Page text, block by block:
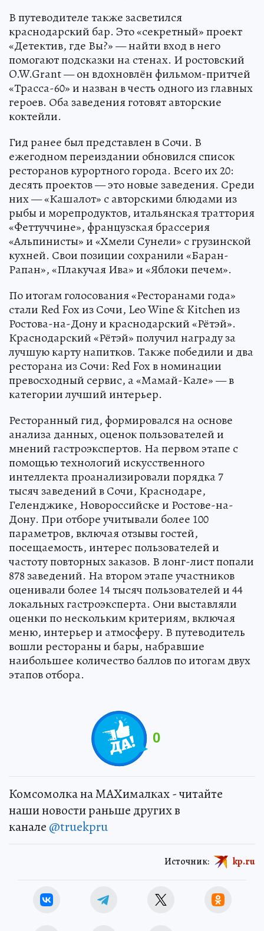
В путеводителе также засветился
краснодарский бар. Это «секретный» проект
«Детектив, где Вы?» — найти вход в него
помогают подсказки на стенах. И ростовский
O.W.Grant — он вдохновлён фильмом-притчей
«Трасса-60» и назван в честь одного из главных
героев. Оба заведения готовят авторские
коктейли.
Гид ранее был представлен в Сочи. В
ежегодном переиздании обновился список
ресторанов курортного города. Всего их 20:
десять проектов — это новые заведения. Среди
них — «Кашалот» с авторскими блюдами из
рыбы и морепродуктов, итальянская траттория
«Феттуччине», французская брассерия
«Альпинисты» и «Хмели Сунели» с грузинской
кухней. Свои позиции сохранили «Баран-
Рапан», «Плакучая Ива» и «Яблоки печем».
По итогам голосования «Ресторанами года»
стали Red Fox из Сочи, Leo Wine & Kitchen из
Ростова-на-Дону и краснодарский «Рётэй».
Краснодарский «Рётэй» получил награду за
лучшую карту напитков. Также победили и два
ресторана из Сочи: Red Fox в номинации
превосходный сервис, а «Мамай-Кале» — в
категории лучший интерьер.
Ресторанный гид, формировался на основе
анализа данных, оценок пользователей и
мнений гастроэкспертов. На первом этапе с
помощью технологий искусственного
интеллекта проанализировали порядка 7
тысяч заведений в Сочи, Краснодаре,
Геленджике, Новороссийске и Ростове-на-
Дону. При отборе учитывали более 100
параметров, включая отзывы гостей,
посещаемость, интерес пользователей и
частоту повторных заказов. В лонг-лист попали
878 заведений. На втором этапе участников
оценивали более 14 тысяч пользователей и 44
локальных гастроэксперта. Они выставляли
оценки по нескольким критериям, включая
меню, интерьер и атмосферу. В путеводитель
вошли рестораны и бары, набравшие
наибольшее количество баллов по итогам двух
этапов отбора.
0
Комсомолка на MAXималках - читайте
наши новости раньше других в
канале @truekpru
Источник: kp.ru